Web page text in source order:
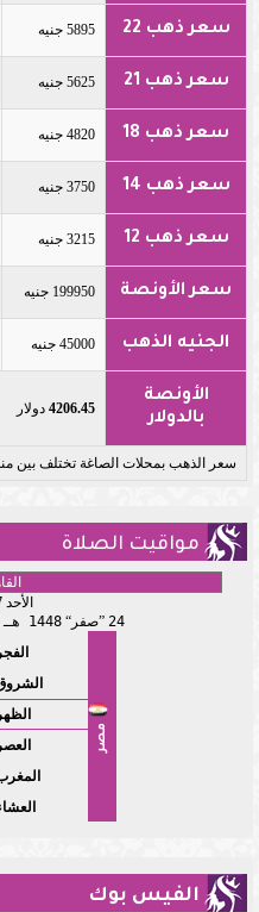
سعر ذهب 22 5895 جنيه
سعر ذهب 21 5625 جنيه
سعر ذهب 18 4820 جنيه
سعر ذهب 14 3750 جنيه
سعر ذهب 12 3215 جنيه
سعر الأونصة 199950 جنيه
الجنيه الذهب 45000 جنيه
الأونصة
بالدولار
4206.45 دولار
سعر الذهب بمحلات الصاغة تختلف بين
مواقيت الصلاة
الأحد
24
صفر 1448 هـ
مصر
الفجر
الظهر
العصر
الفيس بوك